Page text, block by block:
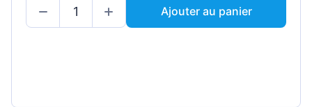
Ajouter au panier